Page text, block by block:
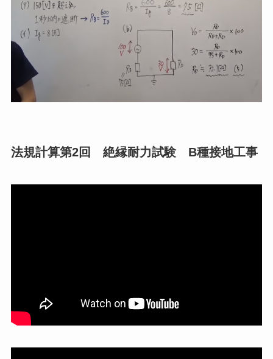
法規計算第2回 絶縁耐力試験 B種接地工事